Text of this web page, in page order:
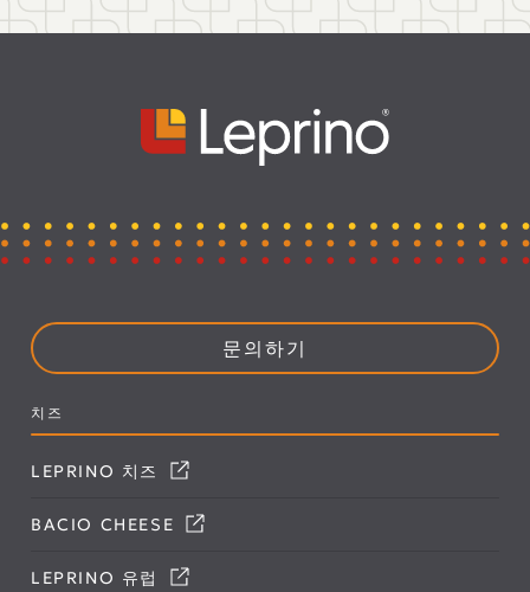
문의하기
치즈
LEPRINO 치즈
BACIO CHEESE
LEPRINO 유럽